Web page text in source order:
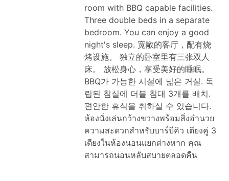
room with BBQ capable facilities.
Three double beds in a separate
bedroom. You can enjoy a good
night's sleep. 宽敞的客厅，配有烧
烤设施。 独立的卧室里有三张双人
床。 放松身心，享受美好的睡眠。
BBQ가 가능한 시설에 넓은 거실. 독
립된 침실에 더블 침대 3개를 배치.
편안한 휴식을 취하실 수 있습니다.
ห้องนั่งเล่นกว้างขวางพร้อมสิ่งอำนวย
ความสะดวกสำหรับบาร์บีคิว เตียงคู่ 3
เตียงในห้องนอนแยกต่างหาก คุณ
สามารถนอนหลับสบายตลอดคืน